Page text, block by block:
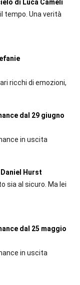
di Luca Cameli
tempo. Una verità
ricchi di emozioni,
dal 29 giugno
in uscita
Hurst
sia al sicuro. Ma lei
dal 25 maggio
in uscita